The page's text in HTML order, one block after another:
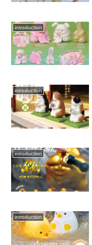
introduction
introduction
introduction
introduction